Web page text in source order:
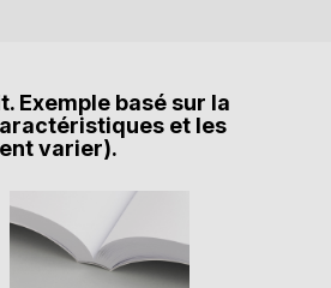
Exemple basé sur la
et les
varier).